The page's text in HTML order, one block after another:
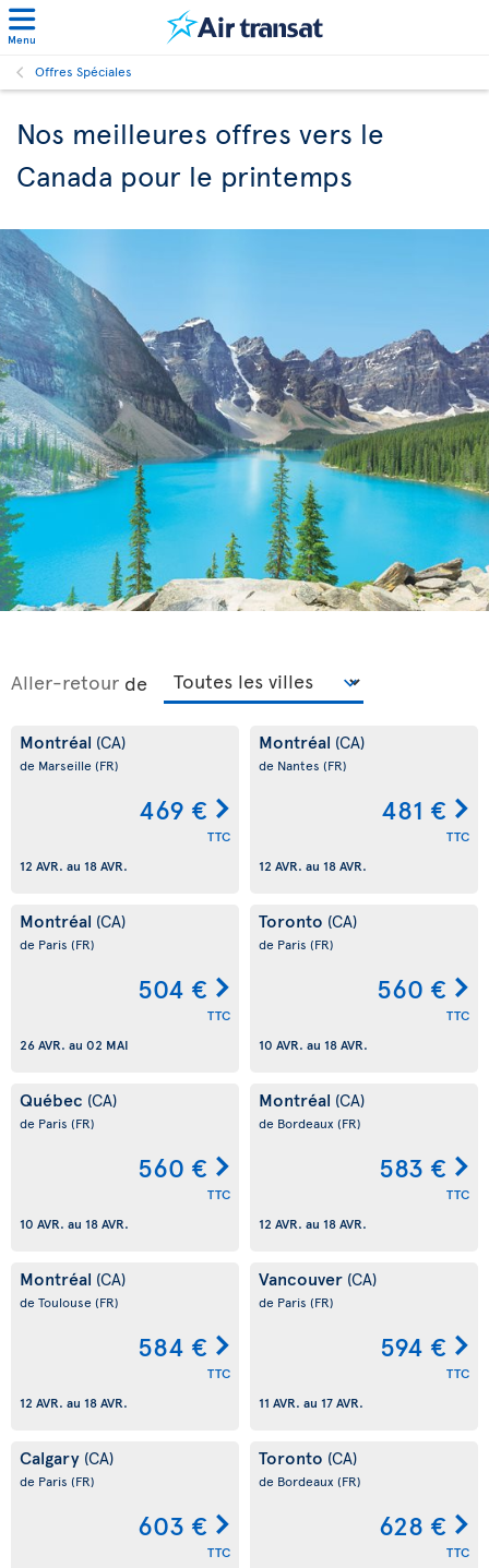
Menu
Offres Spéciales
Nos meilleures offres vers le
Canada pour le printemps
Aller-retour de
Montréal (CA)
de Marseille (FR)
469 €
TTC
12 AVR. au 18 AVR.
Montréal (CA)
de Nantes (FR)
481 €
TTC
12 AVR. au 18 AVR.
Montréal (CA)
de Paris (FR)
504 €
TTC
26 AVR. au 02 MAI
Toronto (CA)
de Paris (FR)
560 €
TTC
10 AVR. au 18 AVR.
Québec (CA)
de Paris (FR)
560 €
TTC
10 AVR. au 18 AVR.
Montréal (CA)
de Bordeaux (FR)
583 €
TTC
12 AVR. au 18 AVR.
Montréal (CA)
de Toulouse (FR)
584 €
TTC
12 AVR. au 18 AVR.
Vancouver (CA)
de Paris (FR)
594 €
TTC
11 AVR. au 17 AVR.
Calgary (CA)
de Paris (FR)
603 €
TTC
Toronto (CA)
de Bordeaux (FR)
628 €
TTC